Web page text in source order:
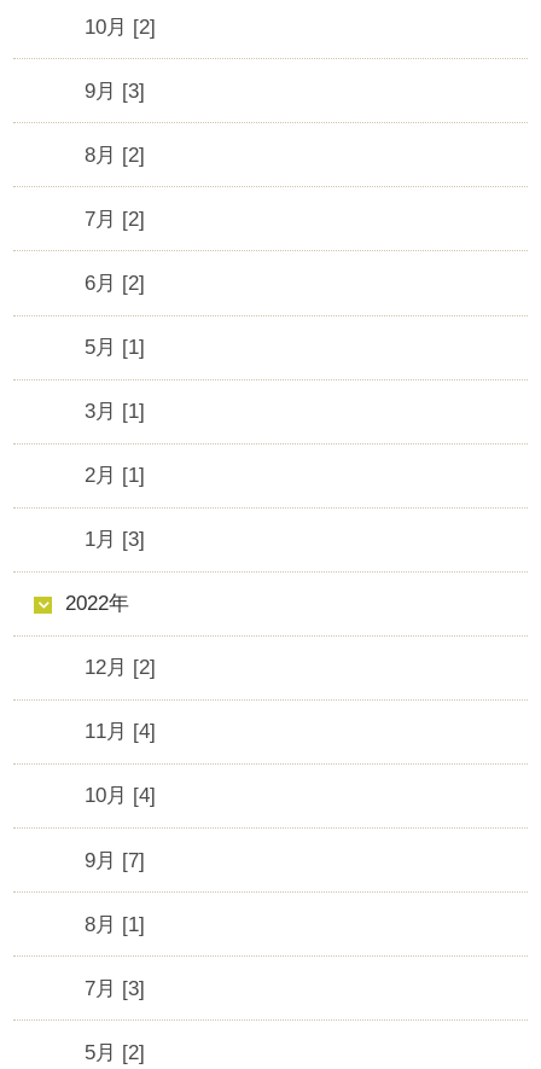
10月 [2]
9月 [3]
8月 [2]
7月 [2]
6月 [2]
5月 [1]
3月 [1]
2月 [1]
1月 [3]
2022年
12月 [2]
11月 [4]
10月 [4]
9月 [7]
8月 [1]
7月 [3]
5月 [2]